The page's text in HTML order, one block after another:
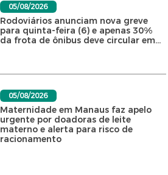
05/08/2026
Rodoviários anunciam nova greve
para quinta-feira (6) e apenas 30%
da frota de ônibus deve circular em...
05/08/2026
Maternidade em Manaus faz apelo
urgente por doadoras de leite
materno e alerta para risco de
racionamento